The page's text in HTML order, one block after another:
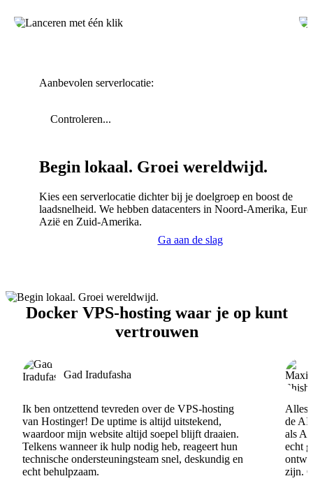
Aanbevolen serverlocatie:
Controleren...
Begin lokaal. Groei wereldwijd.
Kies een serverlocatie dichter bij je doelgroep en boost de
laadsnelheid. We hebben datacenters in Noord-Amerika,
Azië en Zuid-Amerika.
Ga aan de slag
Docker VPS-hosting waar je op kunt
vertrouwen
Gad Iradufasha
Ik ben ontzettend tevreden over de VPS-hosting
van Hostinger! De uptime is altijd uitstekend,
waardoor mijn website altijd soepel blijft draaien.
Telkens wanneer ik hulp nodig heb, reageert hun
technische ondersteuningsteam snel, deskundig en
echt behulpzaam.
Alles
de
als AI
echt
zijn.